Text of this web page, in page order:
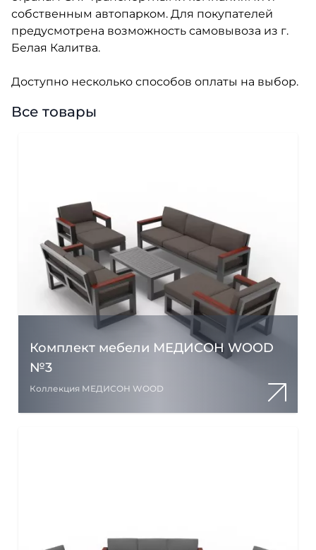
собственным автопарком. Для покупателей
предусмотрена возможность самовывоза из г.
Белая Калитва.
Доступно несколько способов оплаты на выбор.
Все товары
Комплект мебели МЕДИСОН WOOD
№3
Коллекция МЕДИСОН WOOD